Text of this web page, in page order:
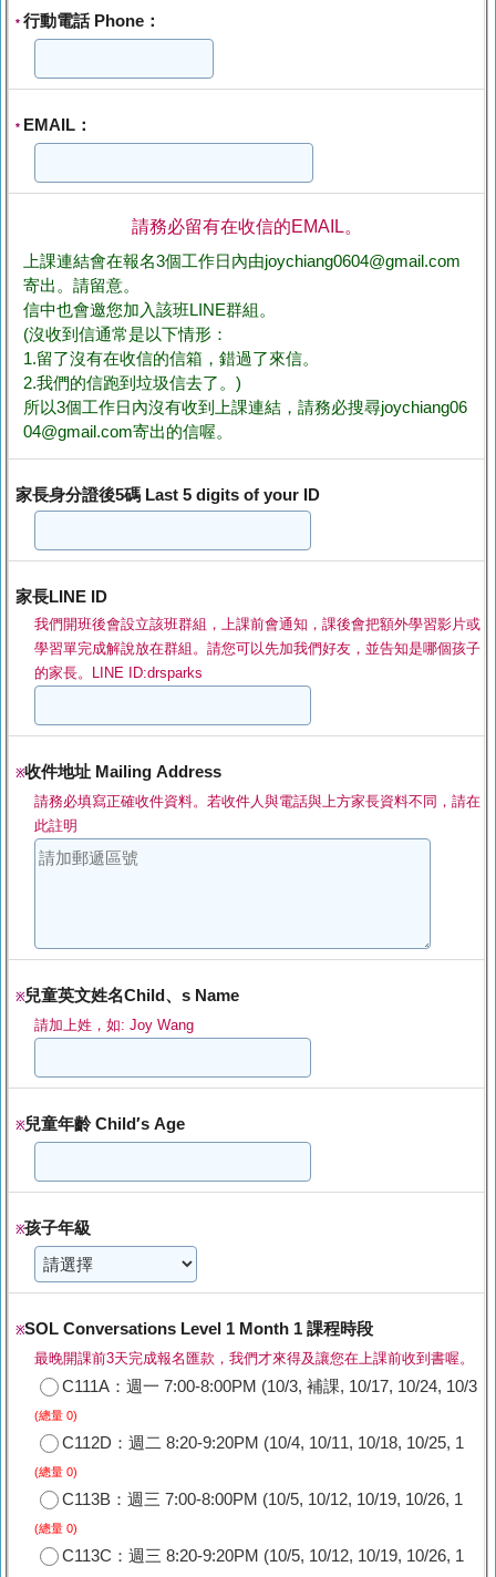
* 行動電話 Phone：
* EMAIL：
請務必留有在收信的EMAIL。
上課連結會在報名3個工作日內由joychiang0604@gmail.com
寄出。請留意。
信中也會邀您加入該班LINE群組。
(沒收到信通常是以下情形：
1.留了沒有在收信的信箱，錯過了來信。
2.我們的信跑到垃圾信去了。)
所以3個工作日內沒有收到上課連結，請務必搜尋joychiang06
04@gmail.com寄出的信喔。
家長身分證後5碼 Last 5 digits of your ID
家長LINE ID
我們開班後會設立該班群組，上課前會通知，課後會把額外學習影片或
學習單完成解說放在群組。請您可以先加我們好友，並告知是哪個孩子
的家長。LINE ID:drsparks
※收件地址 Mailing Address
請務必填寫正確收件資料。若收件人與電話與上方家長資料不同，請在
此註明
※兒童英文姓名Child、s Name
請加上姓，如: Joy Wang
※兒童年齡 Child′s Age
※孩子年級
※SOL Conversations Level 1 Month 1 課程時段
最晚開課前3天完成報名匯款，我們才來得及讓您在上課前收到書喔。
C111A：週一 7:00-8:00PM (10/3, 補課, 10/17, 10/24, 10/3
(總量 0)
C112D：週二 8:20-9:20PM (10/4, 10/11, 10/18, 10/25, 1
(總量 0)
C113B：週三 7:00-8:00PM (10/5, 10/12, 10/19, 10/26, 1
(總量 0)
C113C：週三 8:20-9:20PM (10/5, 10/12, 10/19, 10/26, 1